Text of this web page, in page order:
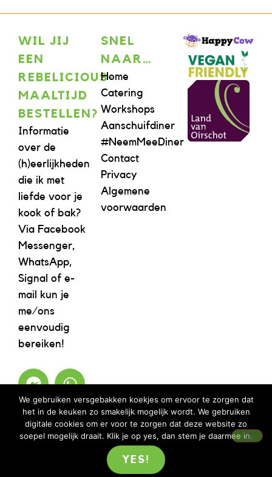
WIL JIJ
EEN
REBELICIOUS-
MAALTIJD
BESTELLEN?
Informatie
over de
(h)eerlijkheden
die ik met
liefde voor je
kook of bak?
Via Facebook
Messenger,
WhatsApp,
Signal of e-
mail kun je
me/ons
eenvoudig
bereiken!
SNEL
NAAR…
Home
Catering
Workshops
Aanschuifdiner
#NeemMeeDiner
Contact
Privacy
Algemene
voorwaarden
©2023 REBELICIOUS – ALLE RECHTEN VOORBEHOUDEN | WEBSITE ISM
We gebruiken versgebakken koekjes om ervoor te zorgen dat
het in de keuken zo smakelijk mogelijk wordt. We gebruiken
digitale cookies om er voor te zorgen dat deze website zo
soepel mogelijk draait. Klik je op yes, dan stem je daarmee in.
YES!